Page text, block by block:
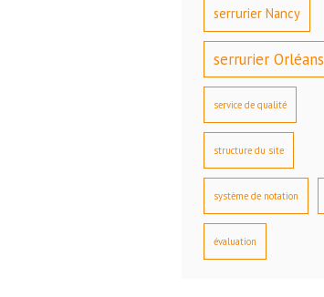
serrurier Nancy
serrurier Orléans
service de qualité
structure du site
système de notation
évaluation